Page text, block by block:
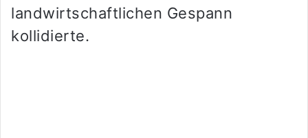
landwirtschaftlichen Gespann
kollidierte.